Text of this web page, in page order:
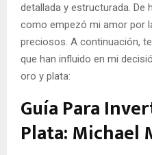
detallada y estructurada. De
como empezó mi amor por
preciosos. A continuación,
que han influido en mi
oro y plata:
Guía Para
Plata: Michael